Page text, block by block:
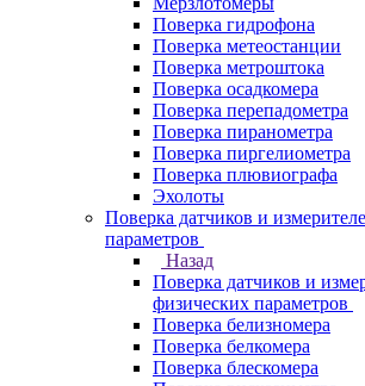
Поверка гидрофона
Поверка метеостанции
Поверка метроштока
Поверка осадкомера
Поверка перепадометра
Поверка пиранометра
Поверка пиргелиометра
Поверка плювиографа
Эхолоты
Поверка датчиков и
параметров
Назад
Поверка датчиков и
физических параметров
Поверка белизномера
Поверка белкомера
Поверка блескомера